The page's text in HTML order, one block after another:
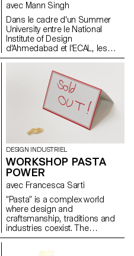
avec Mann Singh
Dans le cadre d'un Summer
University entre le National
Institute of Design
d'Ahmedabad et l'ECAL, les
étudiants ont été amenés à
local : le bambou.
DESIGN INDUSTRIEL
WORKSHOP PASTA
POWER
avec Francesca Sarti
“Pasta” is a complex world
where design and
craftsmanship, traditions and
industries coexist. The
workshop will be an occasion